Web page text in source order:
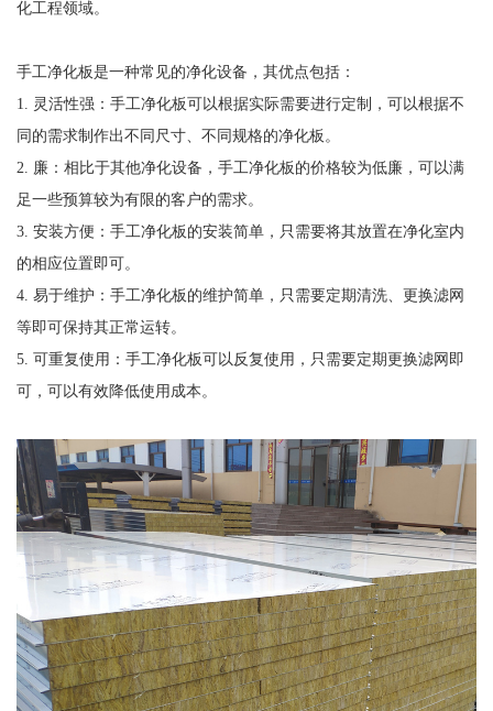
化工程领域。
手工净化板是一种常见的净化设备，其优点包括：
1. 灵活性强：手工净化板可以根据实际需要进行定制，可以根据不
同的需求制作出不同尺寸、不同规格的净化板。
2. 廉：相比于其他净化设备，手工净化板的价格较为低廉，可以满
足一些预算较为有限的客户的需求。
3. 安装方便：手工净化板的安装简单，只需要将其放置在净化室内
的相应位置即可。
4. 易于维护：手工净化板的维护简单，只需要定期清洗、更换滤网
等即可保持其正常运转。
5. 可重复使用：手工净化板可以反复使用，只需要定期更换滤网即
可，可以有效降低使用成本。